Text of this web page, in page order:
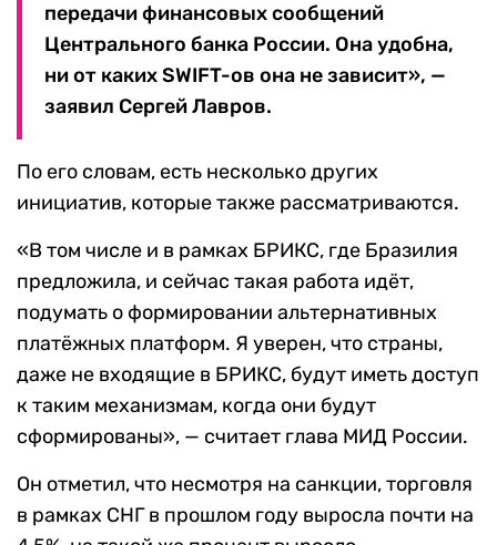
передачи финансовых сообщений
Центрального банка России. Она удобна,
ни от каких SWIFT-ов она не зависит», —
заявил Сергей Лавров.
По его словам, есть несколько других
инициатив, которые также рассматриваются.
«В том числе и в рамках БРИКС, где Бразилия
предложила, и сейчас такая работа идёт,
подумать о формировании альтернативных
платёжных платформ. Я уверен, что страны,
даже не входящие в БРИКС, будут иметь доступ
к таким механизмам, когда они будут
сформированы», — считает глава МИД России.
Он отметил, что несмотря на санкции, торговля
в рамках СНГ в прошлом году выросла почти на